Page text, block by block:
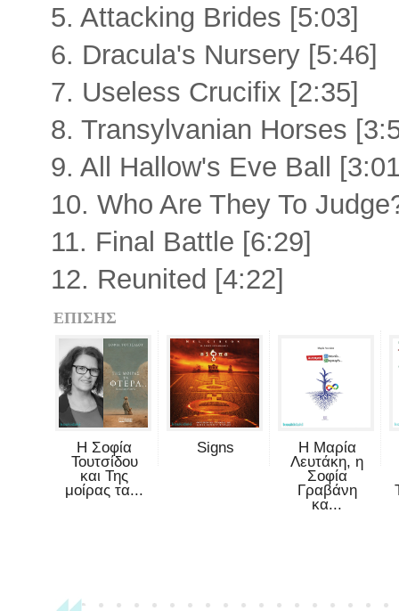
5. Attacking Brides [5:03]
6. Dracula's Nursery [5:46]
7. Useless Crucifix [2:35]
8. Transylvanian Horses
9. All Hallow's Eve Ball
10. Who Are They To
11. Final Battle [6:29]
12. Reunited [4:22]
ΕΠΙΣΗΣ
Η Σοφία
Τουτσίδου
και Της
μοίρας τα...
Signs
Η Μαρία
Λευτάκη, η
Σοφία
Γραβάνη
κα...